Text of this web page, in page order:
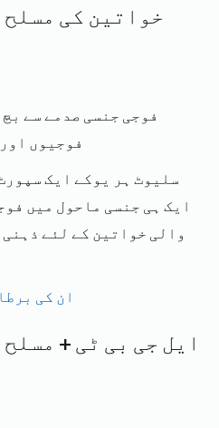
خواتین کی
فوجی جنسی صدمے سے
فوجیوں
سلیوٹ ہر یوکے ایک
ایک ہی جنسی ماحول میں
والی خواتین کے لئے
ان کی
ایل جی بی ٹی +